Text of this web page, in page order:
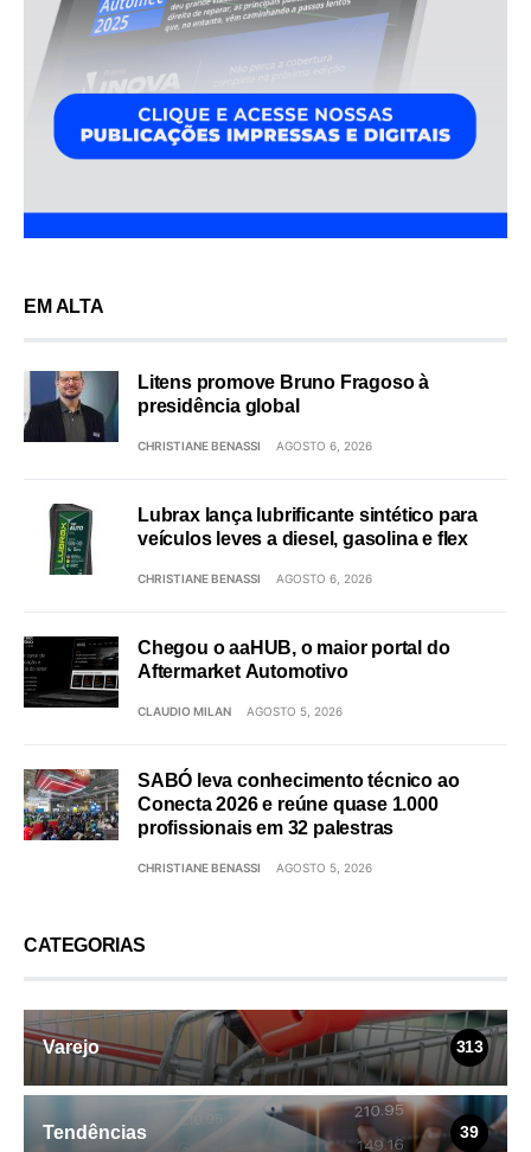
EM ALTA
Litens promove Bruno Fragoso à
presidência global
CHRISTIANE BENASSI AGOSTO 6, 2026
Lubrax lança lubrificante sintético para
veículos leves a diesel, gasolina e flex
CHRISTIANE BENASSI AGOSTO 6, 2026
Chegou o aaHUB, o maior portal do
Aftermarket Automotivo
CLAUDIO MILAN AGOSTO 5, 2026
SABÓ leva conhecimento técnico ao
Conecta 2026 e reúne quase 1.000
profissionais em 32 palestras
CHRISTIANE BENASSI AGOSTO 5, 2026
CATEGORIAS
Varejo 313
Tendências 39